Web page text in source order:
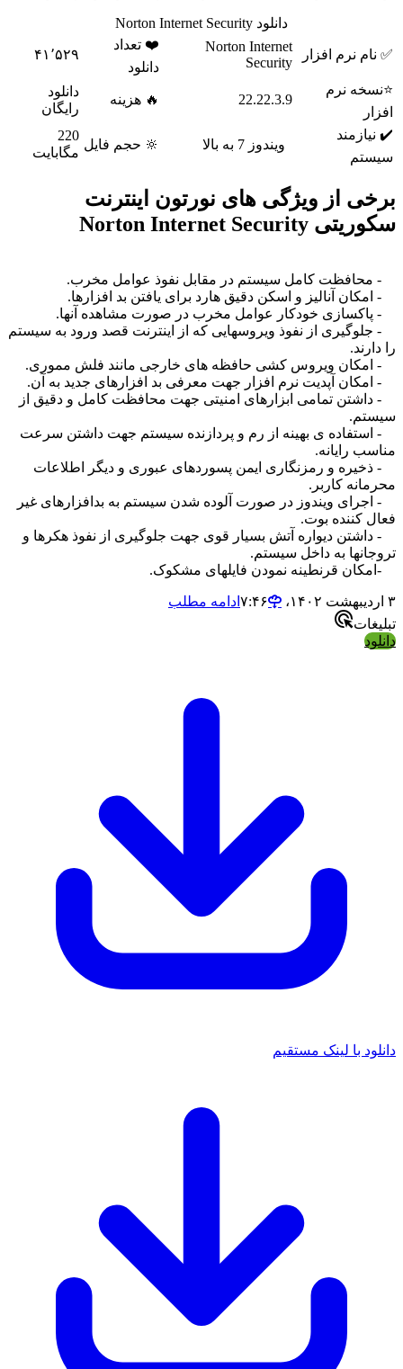
نرم افزار
Norton Internet
Security
❤️ تعداد
۴۱٬۵۲۹
نرم
22.22.3.9 🔥 هزینه
رایگان
🔆 حجم فایل
220
مگابایت
از ویژگی های نورتون اینترنت
Norton Internet Security
کامل سیستم در مقابل نفوذ عوامل مخرب.
آنالیز و اسکن دقیق هارد برای یافتن بد افزارها.
خودکار عوامل مخرب در صورت مشاهده آنها.
از نفوذ ویروسهایی که از اینترنت قصد ورود به سیستم
ویروس کشی حافظه های خارجی مانند فلش مموری.
آپدیت نرم افزار جهت معرفی بد افزارهای جدید به آن.
تمامی ابزارهای امنیتی جهت محافظت کامل و دقیق از
ی بهینه از رم و پردازنده سیستم جهت داشتن سرعت
رایانه.
و رمزنگاری ایمن پسوردهای عبوری و دیگر اطلاعات
کاربر.
ویندوز در صورت آلوده شدن سیستم به بدافزارهای غیر
بوت.
دیواره آتش بسیار قوی جهت جلوگیری از نفوذ هکرها و
به داخل سیستم.
قرنطینه نمودن فایلهای مشکوک.
ادامه مطلب
با لینک مستقیم